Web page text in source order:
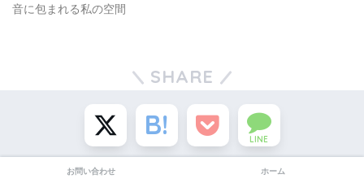
音に包まれる私の空間
SHARE
LINE
お問い合わせ ホーム